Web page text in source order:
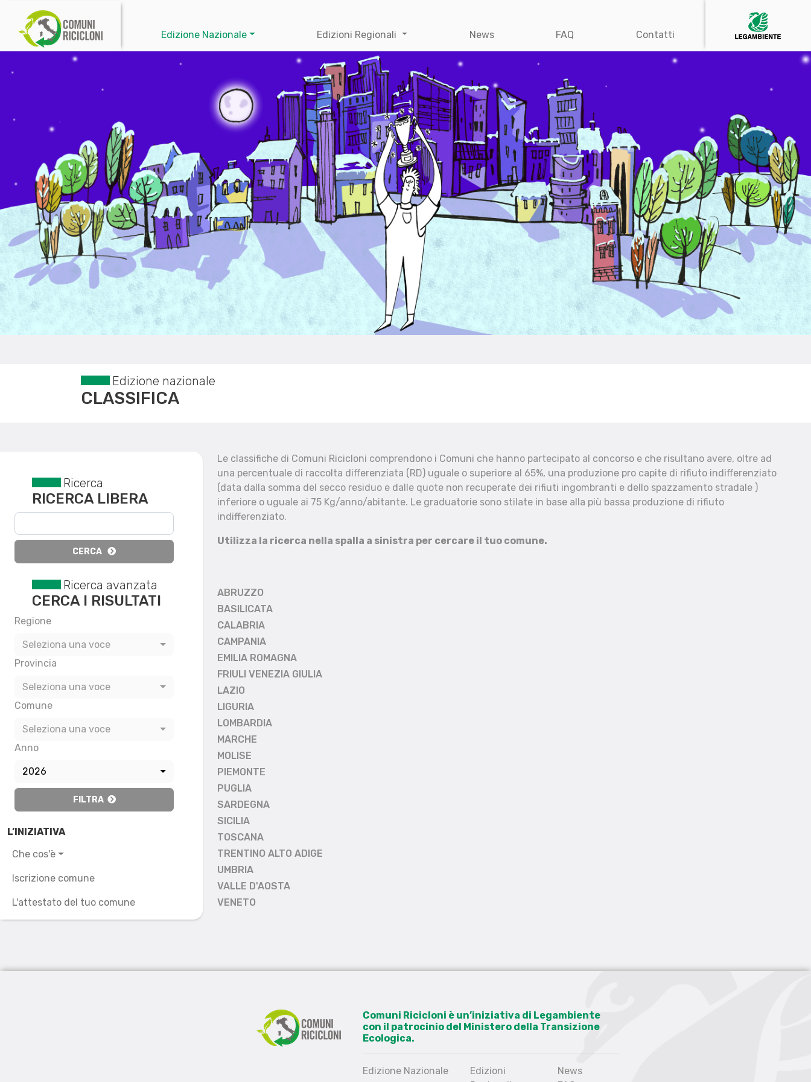
Edizione Nazionale Edizioni Regionali News FAQ Contatti
Edizione nazionale
CLASSIFICA
Reset filtri
Ricerca
RICERCA LIBERA
CERCA
Ricerca avanzata
CERCA I RISULTATI
Regione
Seleziona una voce
Provincia
Seleziona una voce
Comune
Seleziona una voce
Anno
2026
FILTRA
L’INIZIATIVA
Che cos'è
Iscrizione comune
L'attestato del tuo comune
Le classifiche di Comuni Ricicloni comprendono i Comuni che hanno partecipato al concorso e che risultano avere, oltre ad
una percentuale di raccolta differenziata (RD) uguale o superiore al 65%, una produzione pro capite di rifiuto indifferenziato
(data dalla somma del secco residuo e dalle quote non recuperate dei rifiuti ingombranti e dello spazzamento stradale )
inferiore o uguale ai 75 Kg/anno/abitante. Le graduatorie sono stilate in base alla più bassa produzione di rifiuto
indifferenziato.
Utilizza la ricerca nella spalla a sinistra per cercare il tuo comune.
ABRUZZO
BASILICATA
CALABRIA
CAMPANIA
EMILIA ROMAGNA
FRIULI VENEZIA GIULIA
LAZIO
LIGURIA
LOMBARDIA
MARCHE
MOLISE
PIEMONTE
PUGLIA
SARDEGNA
SICILIA
TOSCANA
TRENTINO ALTO ADIGE
UMBRIA
VALLE D'AOSTA
VENETO
Comuni Ricicloni è un’iniziativa di Legambiente
con il patrocinio del Ministero della Transizione
Ecologica.
Edizione Nazionale
Edizioni
News